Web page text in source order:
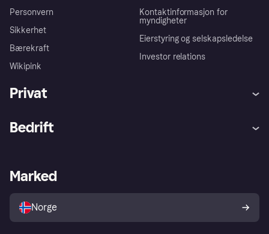
Personvern
Sikkerhet
Bærekraft
Wikipink
Kontaktinformasjon for
myndigheter
Eierstyring og selskapsledelse
Investor relations
Privat
Utforsk butikker
Bedrift
Merchant portal
Marked
Norge